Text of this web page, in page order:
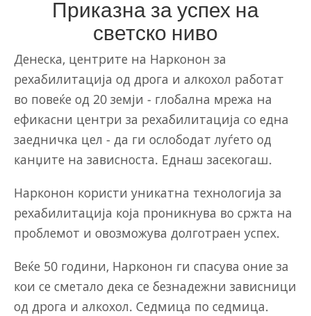
Приказна за успех на
светско ниво
Денеска, центрите на Нарконон за
рехабилитација од дрога и алкохол работат
во повеќе од 20 земји - глобална мрежа на
ефикасни центри за рехабилитација со една
заедничка цел - да ги ослободат луѓето од
канџите на зависноста. Еднаш засекогаш.
Нарконон користи уникатна технологија за
рехабилитација која проникнува во сржта на
проблемот и овозможува долготраен успех.
Веќе 50 години, Нарконон ги спасува оние за
кои се сметало дека се безнадежни зависници
од дрога и алкохол. Седмица по седмица.